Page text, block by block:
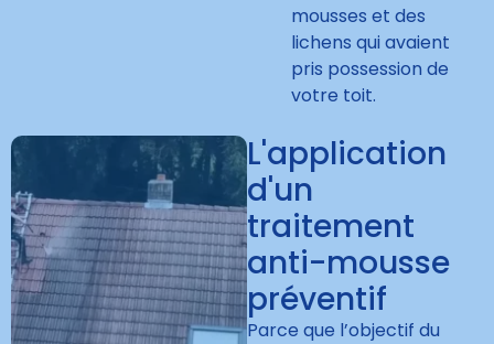
mousses et des
lichens qui avaient
pris possession de
votre toit.
L'application
d'un
traitement
anti-mousse
préventif
Parce que l’objectif du